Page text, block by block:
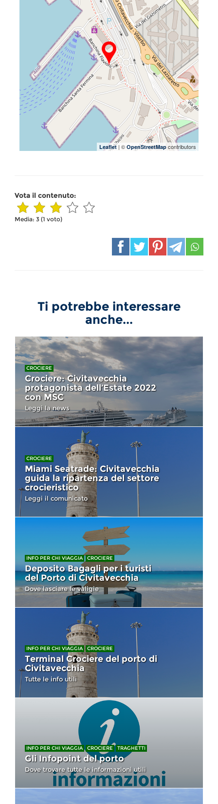
Leaflet| © OpenStreetMap contributors
Vota il contenuto:
Media: 3 (1 voto)
Ti potrebbe interessare
anche...
CROCIERE
Crociere: Civitavecchia
protagonista dell’Estate 2022
con MSC
Leggi la news
CROCIERE
Miami Seatrade: Civitavecchia
guida la ripartenza del settore
crocieristico
Leggi il comunicato
INFO PER CHI VIAGGIA CROCIERE
Deposito Bagagli per i turisti
del Porto di Civitavecchia
Dove lasciare le valigie
INFO PER CHI VIAGGIA CROCIERE
Terminal Crociere del porto di
Civitavecchia
Tutte le info utili
INFO PER CHI VIAGGIA CROCIERE TRAGHETTI
Gli Infopoint del porto
Dove trovare tutte le informazioni utili